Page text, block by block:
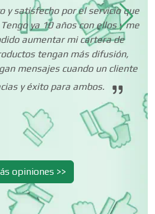
y satisfecho por el servicio que
ya 10 años con ellos y me
aumentar mi cartera de
tengan más difusión,
mensajes cuando un cliente
y éxito para ambos.
opiniones >>